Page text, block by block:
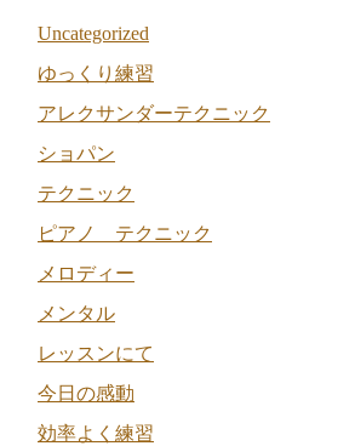
Uncategorized
ゆっくり練習
アレクサンダーテクニック
ショパン
テクニック
ピアノ テクニック
メロディー
メンタル
レッスンにて
今日の感動
効率よく練習